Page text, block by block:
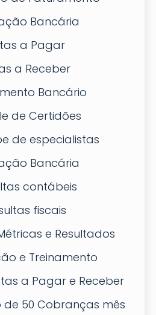
Bancária
a Pagar
a Receber
Bancário
de Certidões
de especialistas
Bancária
contábeis
fiscais
e Resultados
e Treinamento
a Pagar e Receber
de 50 Cobranças mês